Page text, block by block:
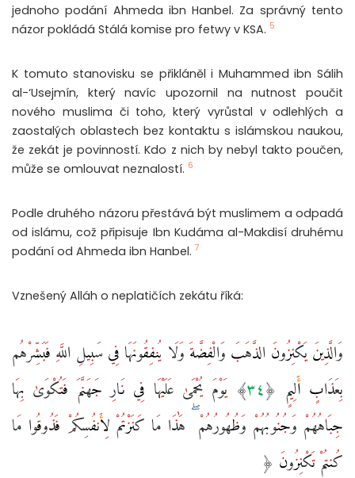
jednoho podání Ahmeda ibn Hanbel. Za správný tento
názor pokládá Stálá komise pro fetwy v KSA. 5
K tomuto stanovisku se přikláněl i Muhammed ibn Sálih
al-‘Usejmín, který navíc upozornil na nutnost poučit
nového muslima či toho, který vyrůstal v odlehlých a
zaostalých oblastech bez kontaktu s islámskou naukou,
že zekát je povinností. Kdo z nich by nebyl takto poučen,
může se omlouvat neznalostí. 6
Podle druhého názoru přestává být muslimem a odpadá
od islámu, což připisuje Ibn Kudáma al-Makdisí druhému
podání od Ahmeda ibn Hanbel. 7
Vznešený Alláh o neplatičích zekátu říká:
وَالَّذِينَ يَكْنِزُونَ الذَّهَبَ وَالْفِضَّةَ وَلَا يُنفِقُونَهَا فِي سَبِيلِ اللَّهِ فَبَشِّرْهُم
بِعَذَابٍ أَلِيمٍ ‎﴿٣٤﴾‏ يَوْمَ يُحْمَىٰ عَلَيْهَا فِي نَارِ جَهَنَّمَ فَتُكْوَىٰ بِهَا
جِبَاهُهُمْ وَجُنُوبُهُمْ وَظُهُورُهُمْ ۖ هَٰذَا مَا كَنَزْتُمْ لِأَنفُسِكُمْ فَذُوقُوا مَا
كُنتُمْ تَكْنِزُونَ ‎﴿